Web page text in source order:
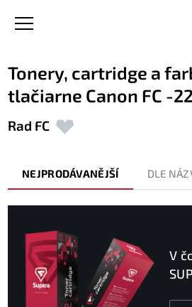
Tonery, cartridge a
tlačiarne Canon FC -
Rad FC
NEJPRODÁVANĚJŠÍ DLE
V